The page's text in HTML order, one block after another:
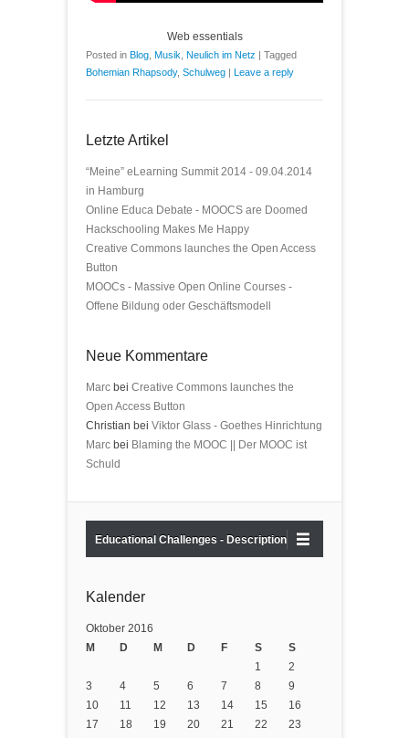
Web essentials
Posted in Blog Musik Neulich im Netz | Tagged
Bohemian Rhapsody, Schulweg | Leave a reply
Letzte Artikel
“Meine” eLearning Summit 2014 - 09.04.2014
in Hamburg
Online Educa Debate - MOOCS are Doomed
Hackschooling Makes Me Happy
Creative Commons launches the Open Access
Button
MOOCs - Massive Open Online Courses -
Offene Bildung oder Geschäftsmodell
Neue Kommentare
Marc bei Creative Commons launches the
Open Access Button
Christian bei Viktor Glass - Goethes Hinrichtung
Marc bei Blaming the MOOC || Der MOOC ist
Schuld
Educational Challenges - Description
Kalender
Oktober 2016
M
D M D F S
S
1
2
3
4 5 6 7 8
9
10
11 12 13 14 15
16
17
18 19 20 21 22
23